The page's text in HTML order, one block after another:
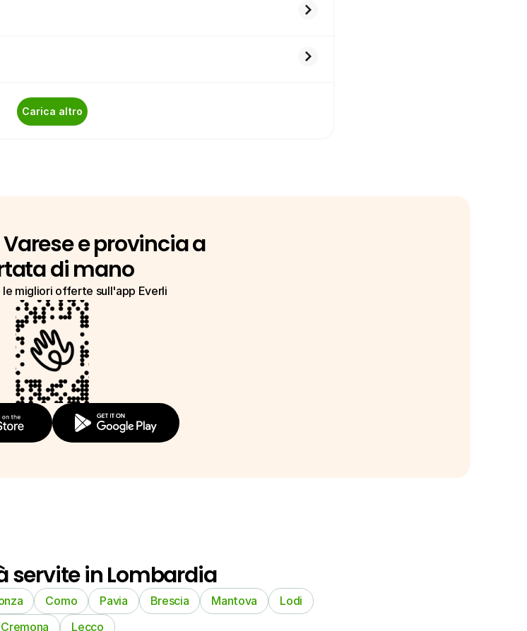
Carica altro
Varese e provincia a
di mano
migliori offerte sull'app Everli
servite in Lombardia
Como Pavia Brescia Mantova
Lodi
Cremona
Lecco